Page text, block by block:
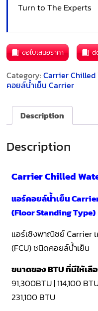
Turn to The Experts
ขอใบเสนอราคา
Category:Carrier Chilled
คอยล์น้ำเย็น Carrier
Description
Description
Carrier Chilled
แอร์คอยล์น้ำเย็น
(Floor Standing Type)
แอร์เชิงพาณิชย์ Carrier
(FCU) ชนิดคอยล์น้ำเย็น
ขนาดของ BTU ที่มีให้เลื
91,300BTU | 114,100
231,100 BTU